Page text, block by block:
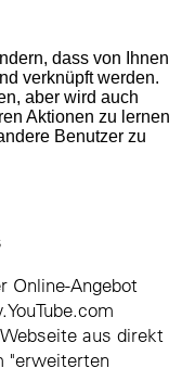
Online-Angebot
aus direkt
"erweiterten